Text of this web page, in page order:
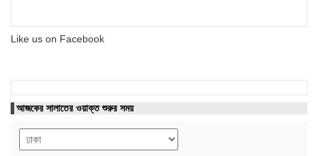
Like us on Facebook
আজকের সালাতের ওয়াক্ত শুরুর সময়